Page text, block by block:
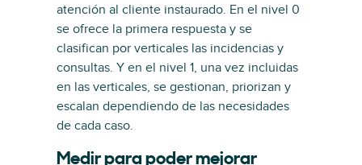
atención al cliente instaurado. En el nivel 0
se ofrece la primera respuesta y se
clasifican por verticales las incidencias y
consultas. Y en el nivel 1, una vez incluidas
en las verticales, se gestionan, priorizan y
escalan dependiendo de las necesidades
de cada caso.
Medir para poder mejorar